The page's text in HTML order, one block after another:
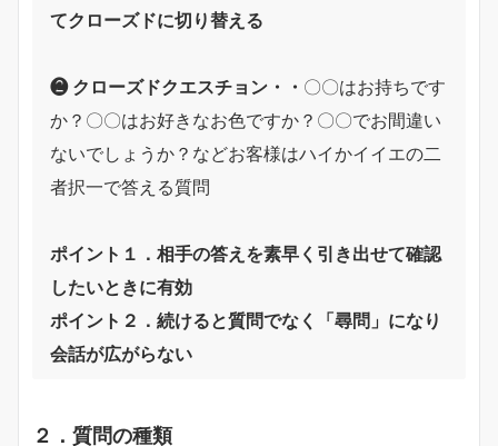
てクローズドに切り替える
❷ クローズドクエスチョン・・ 〇〇はお持ちです
か？〇〇はお好きなお色ですか？〇〇でお間違い
ないでしょうか？などお客様はハイかイイエの二
者択一で答える質問
ポイント１．相手の答えを素早く引き出せて確認
したいときに有効
ポイント２．続けると質問でなく「尋問」になり
会話が広がらない
２．質問の種類